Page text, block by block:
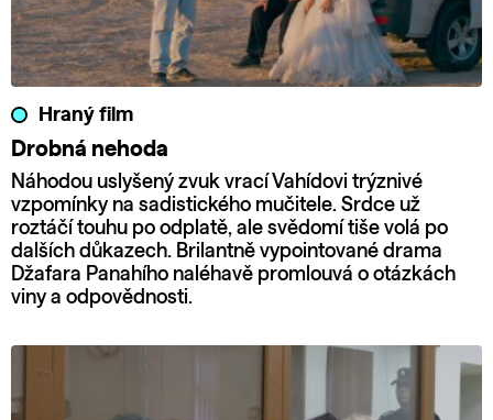
Hraný film
Drobná nehoda
Náhodou uslyšený zvuk vrací Vahídovi trýznivé
vzpomínky na sadistického mučitele. Srdce už
roztáčí touhu po odplatě, ale svědomí tiše volá po
dalších důkazech. Brilantně vypointované drama
Džafara Panahího naléhavě promlouvá o otázkách
viny a odpovědnosti.